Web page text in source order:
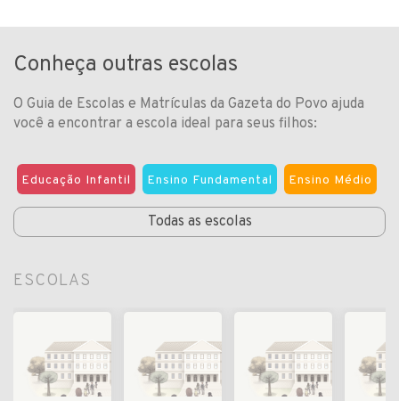
Conheça outras escolas
O Guia de Escolas e Matrículas da Gazeta do Povo ajuda
você a encontrar a escola ideal para seus filhos:
Educação Infantil Ensino Fundamental Ensino Médio
Todas as escolas
ESCOLAS